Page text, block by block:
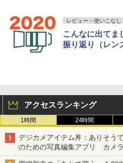
レビュー・使いこなし
こんなに出てま
振り返り（レン
アクセスランキング
1時間 24時間
デジカメアイテム丼：ありそう
のための写真編集アプリ カメラ
る「Filmator」